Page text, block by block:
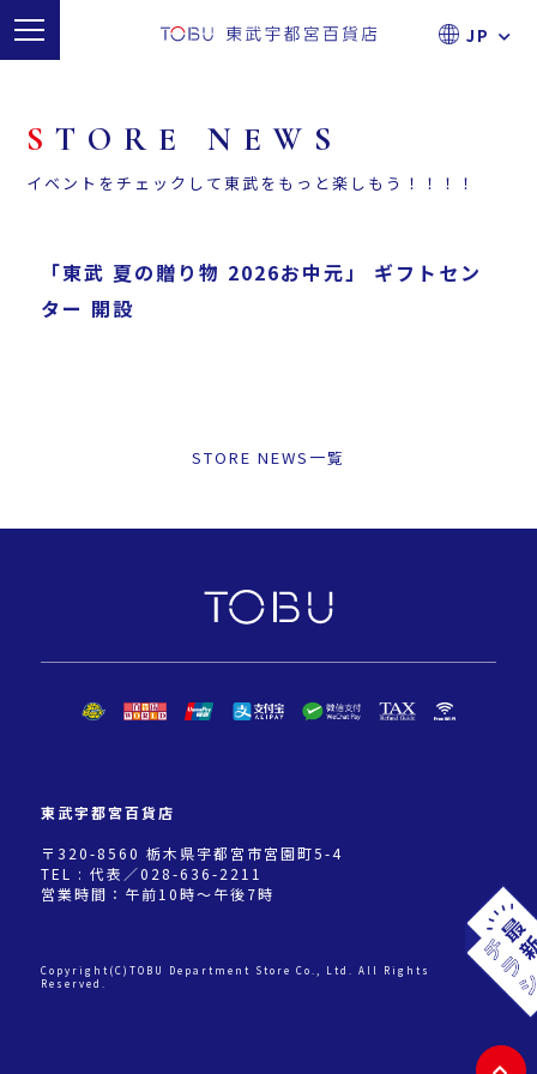
JP
S T O R E N E W S
イベントをチェックして東武をもっと楽しもう！！！！
「東武 夏の贈り物 2026お中元」 ギフトセン
ター 開設
STORE NEWS一覧
東武宇都宮百貨店
〒320-8560 栃木県宇都宮市宮園町5-4
TEL : 代表／028-636-2211
営業時間：午前10時～午後7時
Copyright(C)TOBU Department Store Co., Ltd. All Rights
Reserved.